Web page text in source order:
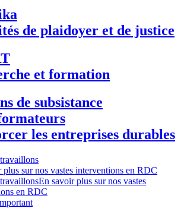
de plaidoyer et de justice
et formation
de subsistance
les entreprises durables
plus sur nos vastes interventions en RDC
En savoir plus sur nos vastes
en RDC